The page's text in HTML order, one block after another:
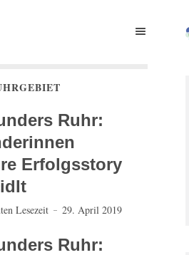
Ruhr:
Erfolgsstory
Lesezeit 29. April 2019
Ruhr: